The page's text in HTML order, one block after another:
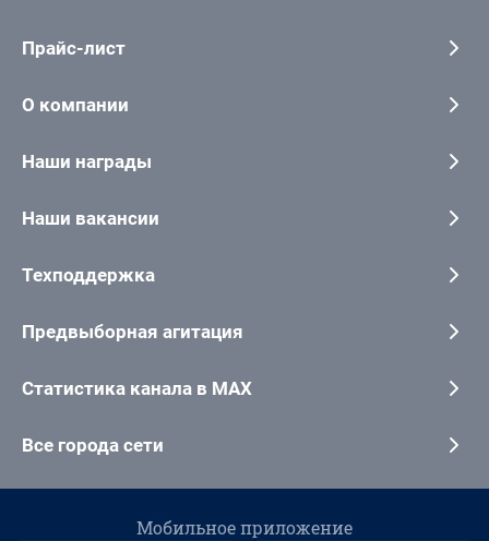
Прайс-лист
О компании
Наши награды
Наши вакансии
Техподдержка
Предвыборная агитация
Статистика канала в MAX
Все города сети
Мобильное приложение